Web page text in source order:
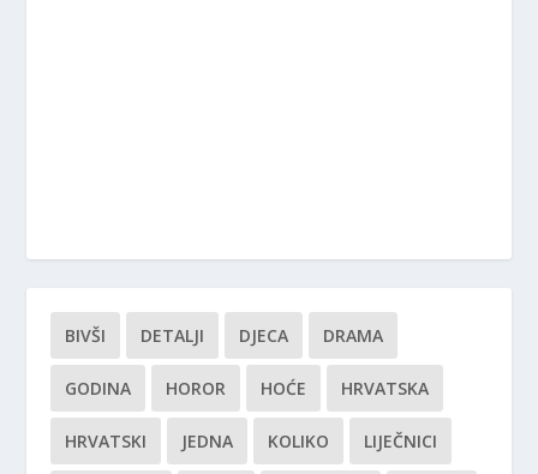
BIVŠI DETALJI DJECA DRAMA
GODINA HOROR HOĆE HRVATSKA
HRVATSKI JEDNA KOLIKO LIJEČNICI